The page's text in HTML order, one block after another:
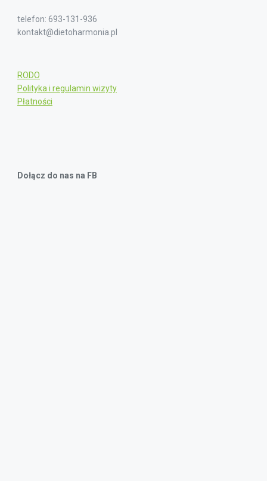
telefon: 693-131-936
kontakt@dietoharmonia.pl
RODO
Polityka i regulamin wizyty
Płatności
Dołącz do nas na FB